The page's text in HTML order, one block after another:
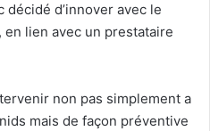
décidé d’innover avec le
, en lien avec un prestataire
non pas simplement a
mais de façon préventive